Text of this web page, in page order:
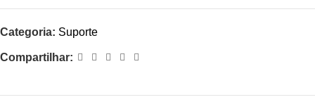
Categoria: Suporte
Compartilhar: